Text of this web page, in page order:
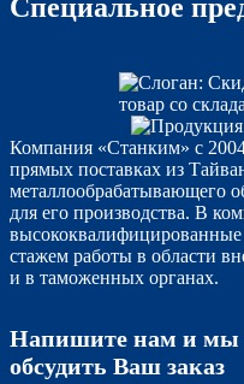
Специальное
Компания «Станким» с
прямых поставках из
металлообрабатывающего
для его производства. В
стажем работы в области
и в таможенных органах.
Напишите нам и мы
обсудить Ваш заказ